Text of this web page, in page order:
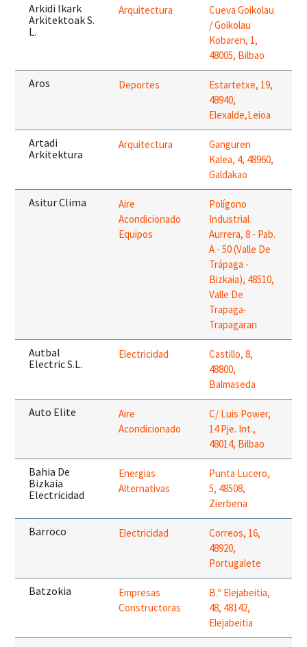
Arkidi Ikark
Arkitektoak S.
L.
Arquitectura
Cueva Goikolau
/ Goikolau
Kobaren, 1,
48005, Bilbao
Aros Deportes
Estartetxe, 19,
48940,
Elexalde,Leioa
Artadi
Arkitektura
Arquitectura
Ganguren
Kalea, 4, 48960,
Galdakao
Asitur Clima
Aire
Acondicionado
Equipos
Polígono
Industrial
Aurrera, 8 - Pab.
A - 50 (Valle De
Trápaga -
Bizkaia), 48510,
Valle De
Trapaga-
Trapagaran
Autbal
Electric S.L.
Electricidad
Castillo, 8,
48800,
Balmaseda
Auto Elite
Aire
Acondicionado
C/ Luis Power,
14 Pje. Int.,
48014, Bilbao
Bahia De
Bizkaia
Electricidad
Energias
Alternativas
Punta Lucero,
5, 48508,
Zierbena
Barroco Electricidad
Correos, 16,
48920,
Portugalete
Batzokia
Empresas
Constructoras
B.º Elejabeitia,
48, 48142,
Elejabeitia